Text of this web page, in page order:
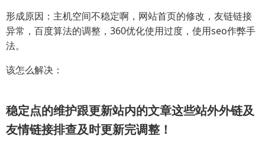
形成原因：主机空间不稳定啊，网站首页的修改，友链链接
异常，百度算法的调整，360优化使用过度，使用seo作弊手
法。
该怎么解决：
稳定点的维护跟更新站内的文章这些站外外链及
友情链接排查及时更新完调整！